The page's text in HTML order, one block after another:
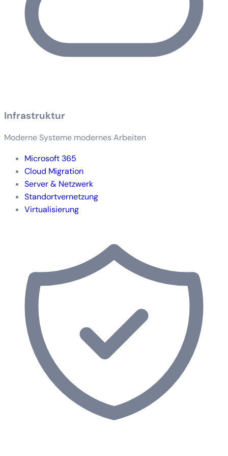
Infrastruktur
Moderne Systeme modernes Arbeiten
Microsoft 365
Cloud Migration
Server & Netzwerk
Standortvernetzung
Virtualisierung